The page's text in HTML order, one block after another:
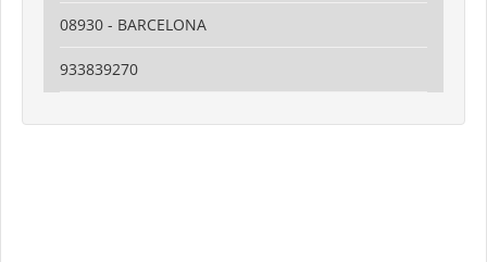
08930 - BARCELONA
933839270